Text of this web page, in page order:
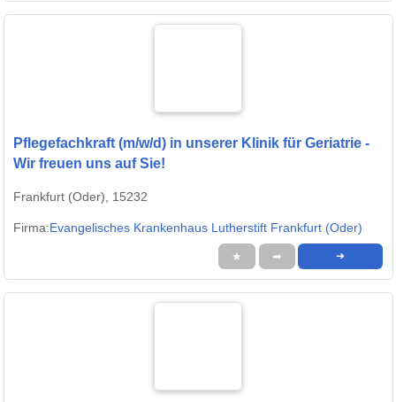
Pflegefachkraft (m/w/d) in unserer Klinik für Geriatrie -
Wir freuen uns auf Sie!
Frankfurt (Oder), 15232
Firma:Evangelisches Krankenhaus Lutherstift Frankfurt (Oder)
★ ➦ ➜